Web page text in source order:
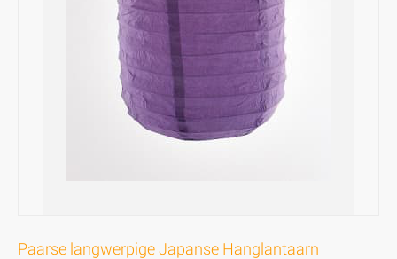
Paarse langwerpige Japanse Hanglantaarn